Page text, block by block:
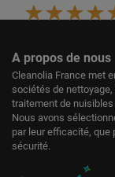
A propos de nous
Cleanolia France met
sociétés de
traitement de
Nous avons
par leur efficacité, que
sécurité.